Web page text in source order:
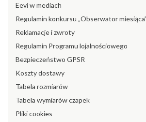
Eevi w mediach
Regulamin konkursu „Obserwator miesiąca”
Reklamacje i zwroty
Regulamin Programu lojalnościowego
Bezpieczeństwo GPSR
Koszty dostawy
Tabela rozmiarów
Tabela wymiarów czapek
Pliki cookies